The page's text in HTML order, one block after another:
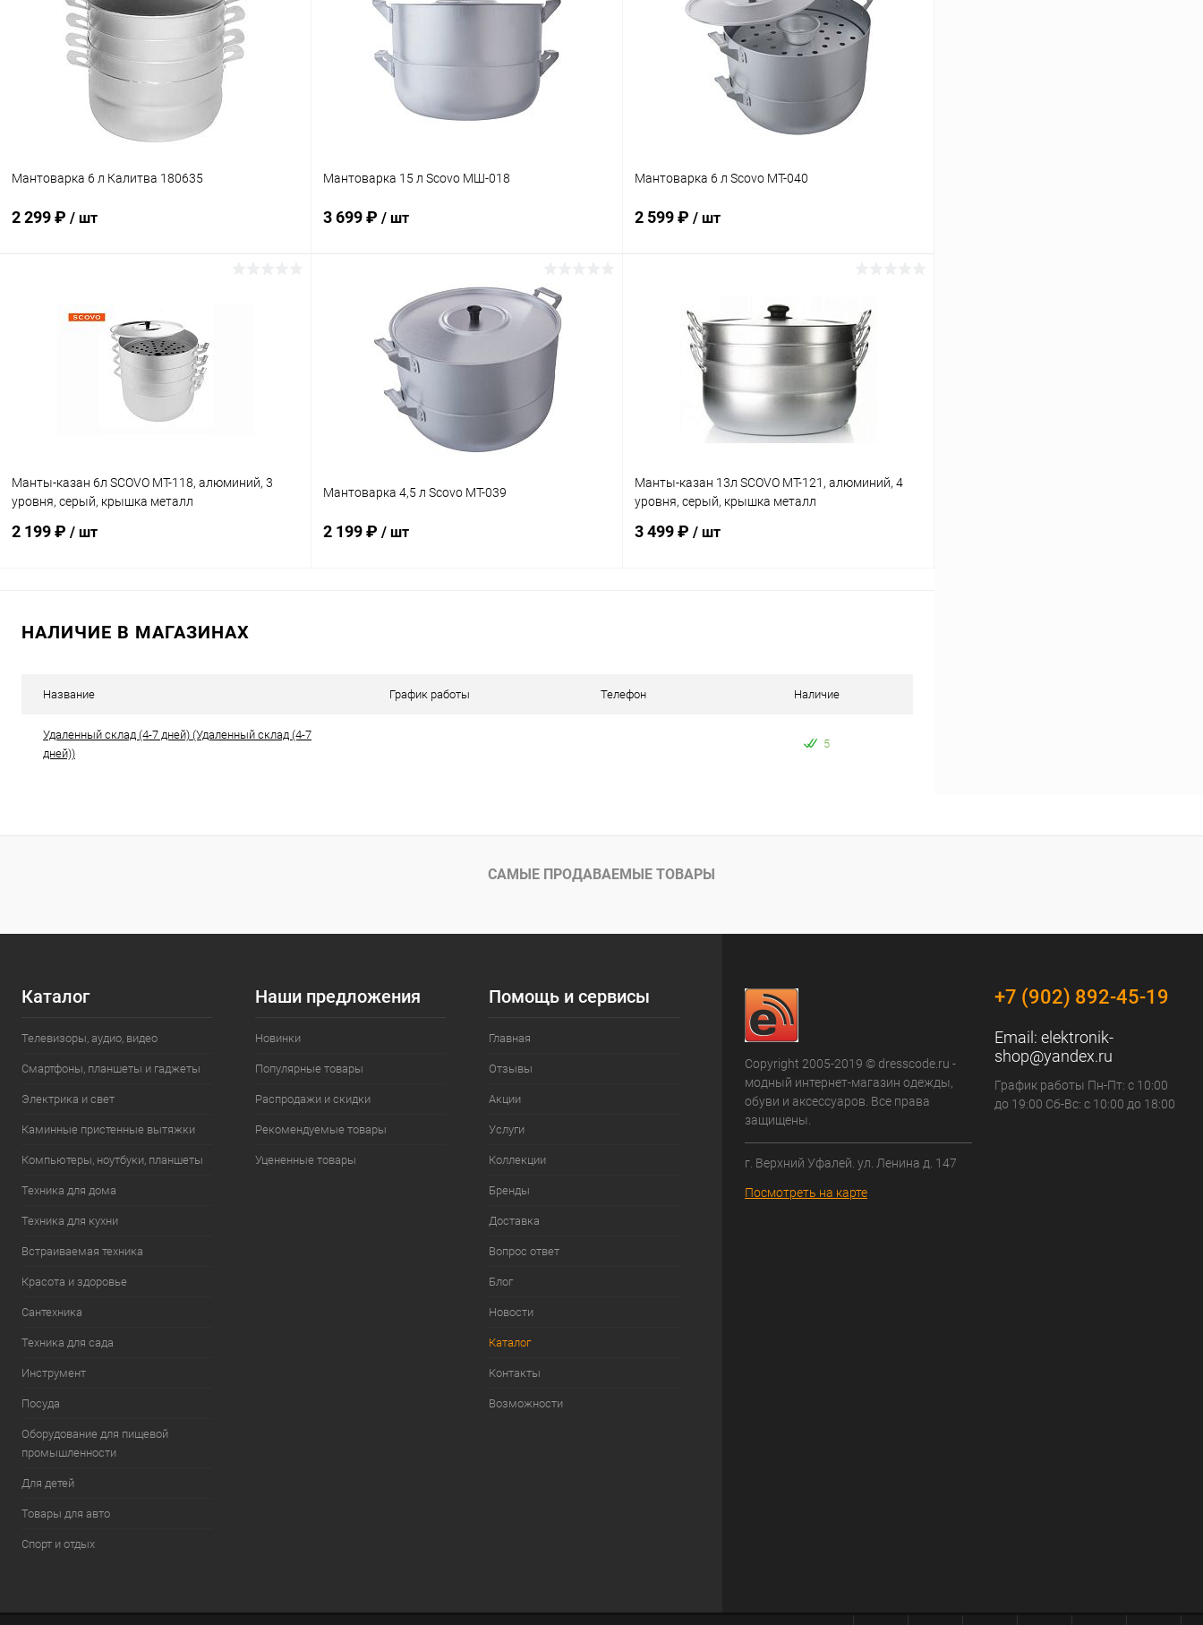
Мантоварка 6 л Калитва 180635
2 299 ₽ / шт
Купить в 1 клик Сравнение
В наличии
Мантоварка 15 л Scovo МШ-018
3 699 ₽ / шт
В корзину
Купить в 1 клик Сравнение
В избранное В наличии
Мантоварка 6 л Scovo МТ-040
2 599 ₽ / шт
Купить в 1 клик Сравнение
В избранное В наличии
Манты-казан 6л SCOVO МТ-118, алюминий, 3
уровня, серый, крышка металл
2 199 ₽ / шт
Мантоварка 4,5 л Scovo МТ-039
2 199 ₽ / шт
Манты-казан 13л SCOVO МТ-121, алюминий, 4
уровня, серый, крышка металл
3 499 ₽ / шт
НАЛИЧИЕ В МАГАЗИНАХ
Название График работы Телефон Наличие
Удаленный склад (4-7 дней) (Удаленный склад (4-7
дней))
5
САМЫЕ ПРОДАВАЕМЫЕ ТОВАРЫ
Каталог
Телевизоры, аудио, видео
Смартфоны, планшеты и гаджеты
Электрика и свет
Каминные пристенные вытяжки
Компьютеры, ноутбуки, планшеты
Техника для дома
Техника для кухни
Встраиваемая техника
Красота и здоровье
Сантехника
Техника для сада
Инструмент
Посуда
Оборудование для пищевой
промышленности
Для детей
Товары для авто
Спорт и отдых
Наши предложения
Новинки
Популярные товары
Распродажи и скидки
Рекомендуемые товары
Уцененные товары
Помощь и сервисы
Главная
Отзывы
Акции
Услуги
Коллекции
Бренды
Доставка
Вопрос ответ
Блог
Новости
Каталог
Контакты
Возможности
Copyright 2005-2019 © dresscode.ru -
модный интернет-магазин одежды,
обуви и аксессуаров. Все права
защищены.
г. Верхний Уфалей. ул. Ленина д. 147
Посмотреть на карте
+7 (902) 892-45-19
Email: elektronik-
shop@yandex.ru
График работы Пн-Пт: с 10:00
до 19:00 Сб-Вс: с 10:00 до 18:00